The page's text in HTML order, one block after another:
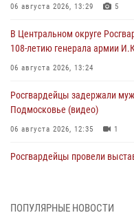
06 августа 2026, 13:29 5
В Центральном округе
108‑летию генерала армии
06 августа 2026, 13:24
Росгвардейцы задержали
Подмосковье (видео)
06 августа 2026, 12:35 1
Росгвардейцы провели
ПОПУЛЯРНЫЕ НОВОСТИ